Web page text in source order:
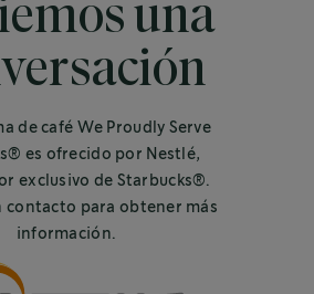
una
de café We Proudly Serve
es ofrecido por Nestlé,
exclusivo de Starbucks®.
contacto para obtener más
información.